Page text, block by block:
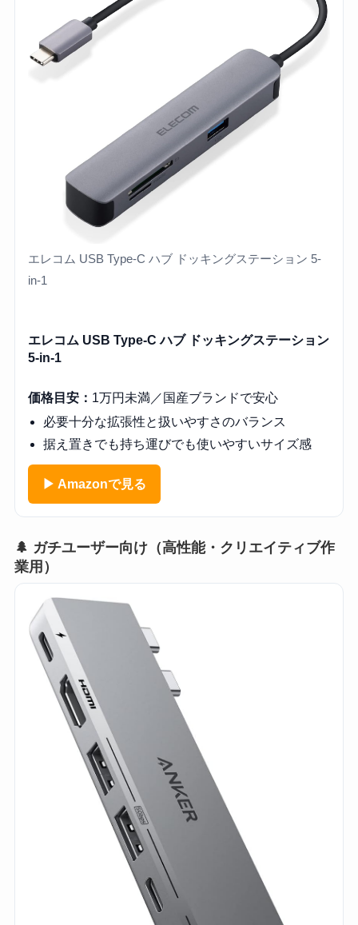
エレコム USB Type-C ハブ ドッキングステーション 5-
in-1
エレコム USB Type-C ハブ ドッキングステーション
5-in-1
価格目安： 1万円未満／国産ブランドで安心
必要十分な拡張性と扱いやすさのバランス
据え置きでも持ち運びでも使いやすいサイズ感
▶ Amazonで見る
🌲 ガチユーザー向け（高性能・クリエイティブ作
業用）